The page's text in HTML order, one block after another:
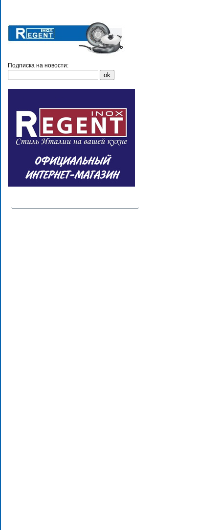
Подписка на новости: